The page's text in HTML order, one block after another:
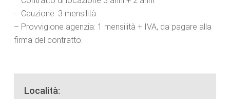
– Cauzione: 3 mensilità
– Provvigione agenzia: 1 mensilità + IVA, da pagare alla
firma del contratto.
Località: